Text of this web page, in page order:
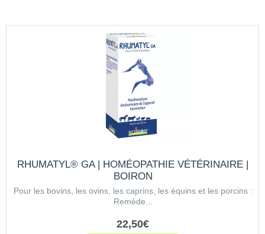
RHUMATYL® GA | HOMÉOPATHIE VÉTÉRINAIRE |
BOIRON
Pour les bovins, les ovins, les caprins, les équins et les porcins :
Remède...
22,50€